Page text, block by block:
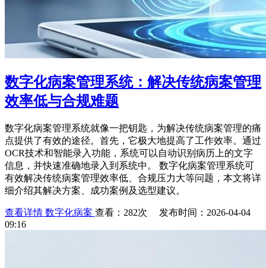
数字化病案管理系统：解决传统病案管理
效率低与合规难题
数字化病案管理系统就像一把钥匙，为解决传统病案管理的痛
点提供了有效的途径。首先，它极大地提高了工作效率。通过
OCR技术和智能录入功能，系统可以自动识别病历上的文字
信息，并快速准确地录入到系统中。 数字化病案管理系统可
有效解决传统病案管理效率低、合规压力大等问题，本文将详
细介绍其解决方案、成功案例及选型建议。
查看详情 数字化病案 查看：282次 发布时间：2026-04-04
09:16